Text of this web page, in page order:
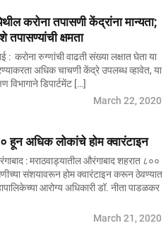
करोना तपासणी केंद्रांना मान्यता;
क्षमता
: करोना रुग्णांची वाढती संख्या लक्षात घेता या
अधिक चाचणी केंद्रे उपलब्ध व्हावेत, या
विभागाने डिपार्टमेंट […]
March 22, 2020
हून अधिक लोकांचे होम क्वारंटाइन
: मराठवाड्यातील औरंगाबाद शहरात ८००
संशयावरून होम क्वारंटाइन करून ठेवण्यात
आरोग्य अधिकारी डॉ. नीता पाडळकर
March 21, 2020